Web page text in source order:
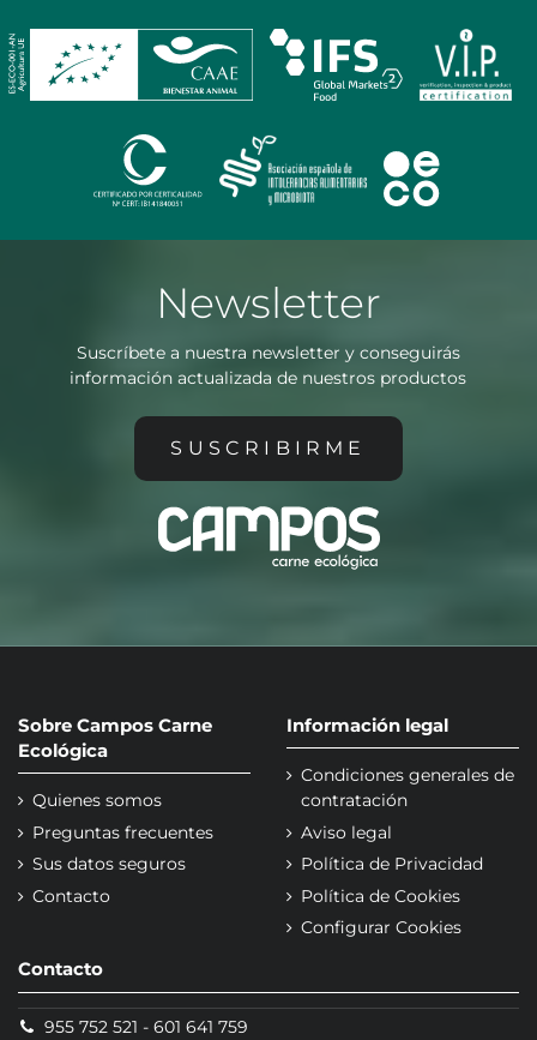
Newsletter
Suscríbete a nuestra newsletter y conseguirás
información actualizada de nuestros productos
SUSCRIBIRME
Sobre Campos Carne
Ecológica
Quienes somos
Preguntas frecuentes
Sus datos seguros
Contacto
Información legal
Condiciones generales de
contratación
Aviso legal
Política de Privacidad
Política de Cookies
Configurar Cookies
Contacto
955 752 521 -601 641 759